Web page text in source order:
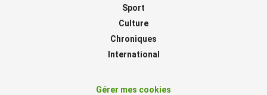
Sport
Culture
Chroniques
International
Gérer mes cookies